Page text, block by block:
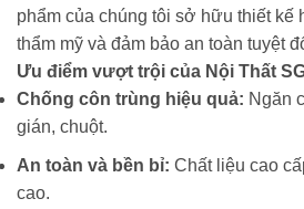
phẩm của chúng tôi sở hữu thiết kế
thẩm mỹ và đảm bảo an toàn tuyệt
Ưu điểm vượt trội của Nội Thất
Chống côn trùng hiệu quả: Ngăn
gián, chuột.
An toàn và bền bỉ: Chất liệu cao
cao.